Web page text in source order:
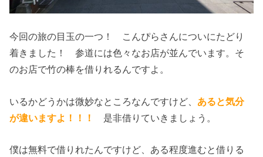
今回の旅の目玉の一つ！ こんぴらさんについにたどり
着きました！ 参道には色々なお店が並んでいます。そ
のお店で竹の棒を借りれるんですよ。
いるかどうかは微妙なところなんですけど、 あると気分
が違いますよ！！！
是非借りていきましょう。
僕は無料で借りれたんですけど、ある程度進むと借りる